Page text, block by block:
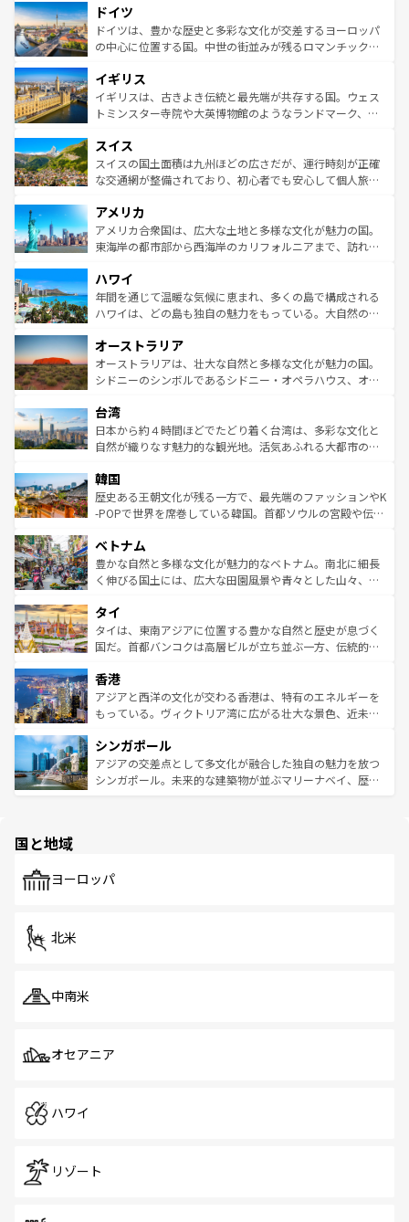
せる。地方によって風土や気候が異なるスペインはその個
性で訪れる人を魅了する。 なお、新着のスペイン情報は コ
ンテンツ一覧を参照してほしい。
で、幅広い魅力が詰まっている。華麗な宮殿、歴史的な大
聖堂、美しいビーチ、そして豊かな自然が、訪れる者を心
から魅了する。また、フランスは美食の国としても知ら
いる。シャンパンの発祥地であるランス、プロヴァンスの
香り高いラベンダー畑など、多彩な楽しみ方が可能だ。さ
らに、パリ以外の地域にも魅力が溢れており、どの街角に
れる地方に足を運ぶとそれぞれで全く異なる文化を体験で
きるだろう。 なお、新着のフランス情報はコンテンツ一覧
を参照してほしい。
ドイツ
ドイツは、豊かな歴史と多彩な文化が交差するヨーロッパ
の中心に位置する国。中世の街並みが残るロマンチック街
顔を持つこの国は、どこを歩いても飽きることがない。ベ
ルリンの文化的活気、バイエルン州のアルプスの絶景、そ
してライン川沿いのワイン畑といった風景は必見。ビール
は、お酒好きな人にはぜひ体験してほしい。 なお、新着の
ドイツ情報はコンテンツ一覧を参照してほしい。
イギリス
イギリスは、古きよき伝統と最先端が共存する国。ウェス
トミンスター寺院や大英博物館のようなランドマーク、歴
リアごとに異なる魅力がある。また、優雅なアフタヌーン
ティー、ビール好きにはたまらない英国パブ、サッカー観
戦など、本場だからこそできる体験も豊富。イギリスを旅
ンツ一覧を参照してほしい。
スイス
スイスの国土面積は九州ほどの広さだが、運行時刻が正確
な交通網が整備されており、初心者でも安心して個人旅行
の建物がそのまま残る町や、スイスならではのユニークな
博物館もあり、アルプス観光だけでなく町歩きも満喫する
ことができる。国民の所得が高いため物価も高いが、旅行
ば市内交通費無料で観光を楽しむこともできる。 なお、新
着のスイス情報はコンテンツ一覧 を参照してほしい。
アメリカ
アメリカ合衆国は、広大な土地と多様な文化が魅力の国。
東海岸の都市部から西海岸のカリフォルニアまで、訪れる
のような巨大都市は、観光、ショッピング、エンターテイ
ンメントが詰まった刺激的なスポットだ。一方、アメリカ
西部には大自然が広がり、グランドキャニオンやイエロー
部のニューオーリンズでは、音楽と美食が融合した独特の
文化が魅力。旅行者はアメリカの各地域で異なる魅力を楽
しみながら、その多様性と豊かな歴史を感じることができ
ならではの贅沢な旅のスタイルだ。 なお、新着のアメリカ
情報はコンテンツ一覧を参照してほしい。
ハワイ
年間を通じて温暖な気候に恵まれ、多くの島で構成される
ハワイは、どの島も独自の魅力をもっている。大自然の神
ワイ島は見逃せない。また、定番の観光地といえばオアフ
島だが、静かな自然を求めるならマウイ島やカウアイ島が
おすすめ。エメラルドグリーンに輝く海をはじめ、豊かな
れるおもてなしの心で訪れる人々を迎えてくれるハワイの
人々、おいしいローカルフードやハワイアンミュージッ
ク、伝統的なフラダンスなど、すべてがハワイの魅力を彩
ワイを、存分に味わってほしい。 なお、新着のハワイ情報
はコンテンツ一覧を参照してほしい。
オーストラリア
オーストラリアは、壮大な自然と多様な文化が魅力の国。
シドニーのシンボルであるシドニー・オペラハウス、オー
リアリーフや大陸中央部にそびえるウルル（エアーズロッ
ク）、タスマニアの美しい原生林やケアンズの熱帯雨林な
ど、見どころがたくさん。また、カフェやワイン、オージ
いる。アクティビティも充実しており、サーフィンやダイ
ビング、ハイキングなど、アウトドア好きにはたまらな
い。オーストラリアの多彩な魅力を存分に味わいつくそ
参照してほしい。
台湾
日本から約４時間ほどでたどり着く台湾は、多彩な文化と
自然が織りなす魅力的な観光地。活気あふれる大都市の台
ン）、静ひつな山岳地帯である台湾東部など、都市の喧騒
と山間の静けさが共存しており、訪れる人に新しい発見と
驚きをもたらしてくれる。また、奥深い台湾の食文化も魅
容にもいいと評判のスイーツなど、バラエティ豊かな料理
が味わえる。 なお、新着の台湾情報は コンテンツ一覧を参
照してほしい。
韓国
歴史ある王朝文化が残る一方で、最先端のファッションやK
-POPで世界を席巻している韓国。首都ソウルの宮殿や伝統
き、地方に足を延ばせば四季折々の自然美を楽しむことが
できる。そして、キムチや焼肉、絶品のストリートフード
まで、さまざまな韓国料理が待っている。夜には、韓国な
リティに包まれながら、韓国の多彩な魅力を心ゆくまで味
わってみてほしい。 なお、新着の韓国情報はコンテンツ一
覧を参照してほしい。
ベトナム
豊かな自然と多様な文化が魅力的なベトナム。南北に細長
く伸びる国土には、広大な田園風景や青々とした山々、世
急速な発展と共に伝統が息づく。ハノイの古い町並みやホ
ーチミン市のフランス統治時代の建物も、独特の雰囲気を
醸し出している。また、バラエティの豊かさとおいしさで
とつ。フォーやバインミー、ベトナムコーヒーなどは、ぜ
ひ現地で味わいたい。どの地域を訪れてもあたたかい人々
が旅行者を迎えてくれるので、きっと忘れられない旅にな
参照してほしい。
タイ
タイは、東南アジアに位置する豊かな自然と歴史が息づく
国だ。首都バンコクは高層ビルが立ち並ぶ一方、伝統的な
の活気が交差している。北部ではチェンマイなどの山岳地
帯で自然と触れ合い、南部ではプーケットやクラビの美し
いビーチでリゾート気分を楽しむことができる。タイ料理
激する。気候は一年中温暖で、どの季節にも異なる楽しみ
が待っている。親しみやすいタイの人々、仏教を中心とし
た文化、そして多様な観光資源が、訪れる旅人を魅了し続
香港
アジアと西洋の文化が交わる香港は、特有のエネルギーを
もっている。ヴィクトリア湾に広がる壮大な景色、近未来
み、どこを訪れても感動するはず。観光スポットが密集し
ており、効率よく見どころを回れるのも魅力。息をのむよ
うな絶景から文化的な体験まで、香港を存分に楽しみ尽く
シンガポール
アジアの交差点として多文化が融合した独自の魅力を放つ
シンガポール。未来的な建築物が並ぶマリーナベイ、歴史
で、ホーカーズは地元の風情を楽しめる外せないスポット
国と地域
ヨーロッパ
北米
中南米
オセアニア
ハワイ
リゾート